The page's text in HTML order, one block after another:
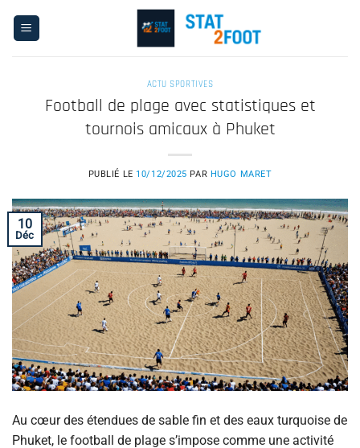
ACTU SPORTIVES
Football de plage avec statistiques et
tournois amicaux à Phuket
PUBLIÉ LE 10/12/2025 PAR HUGO MARET
10
Déc
Au cœur des étendues de sable fin et des eaux turquoise de
Phuket, le football de plage s’impose comme une activité